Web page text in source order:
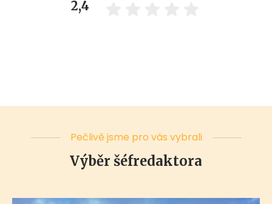
2,4
Pečlivě jsme pro vás vybrali
Výběr šéfredaktora